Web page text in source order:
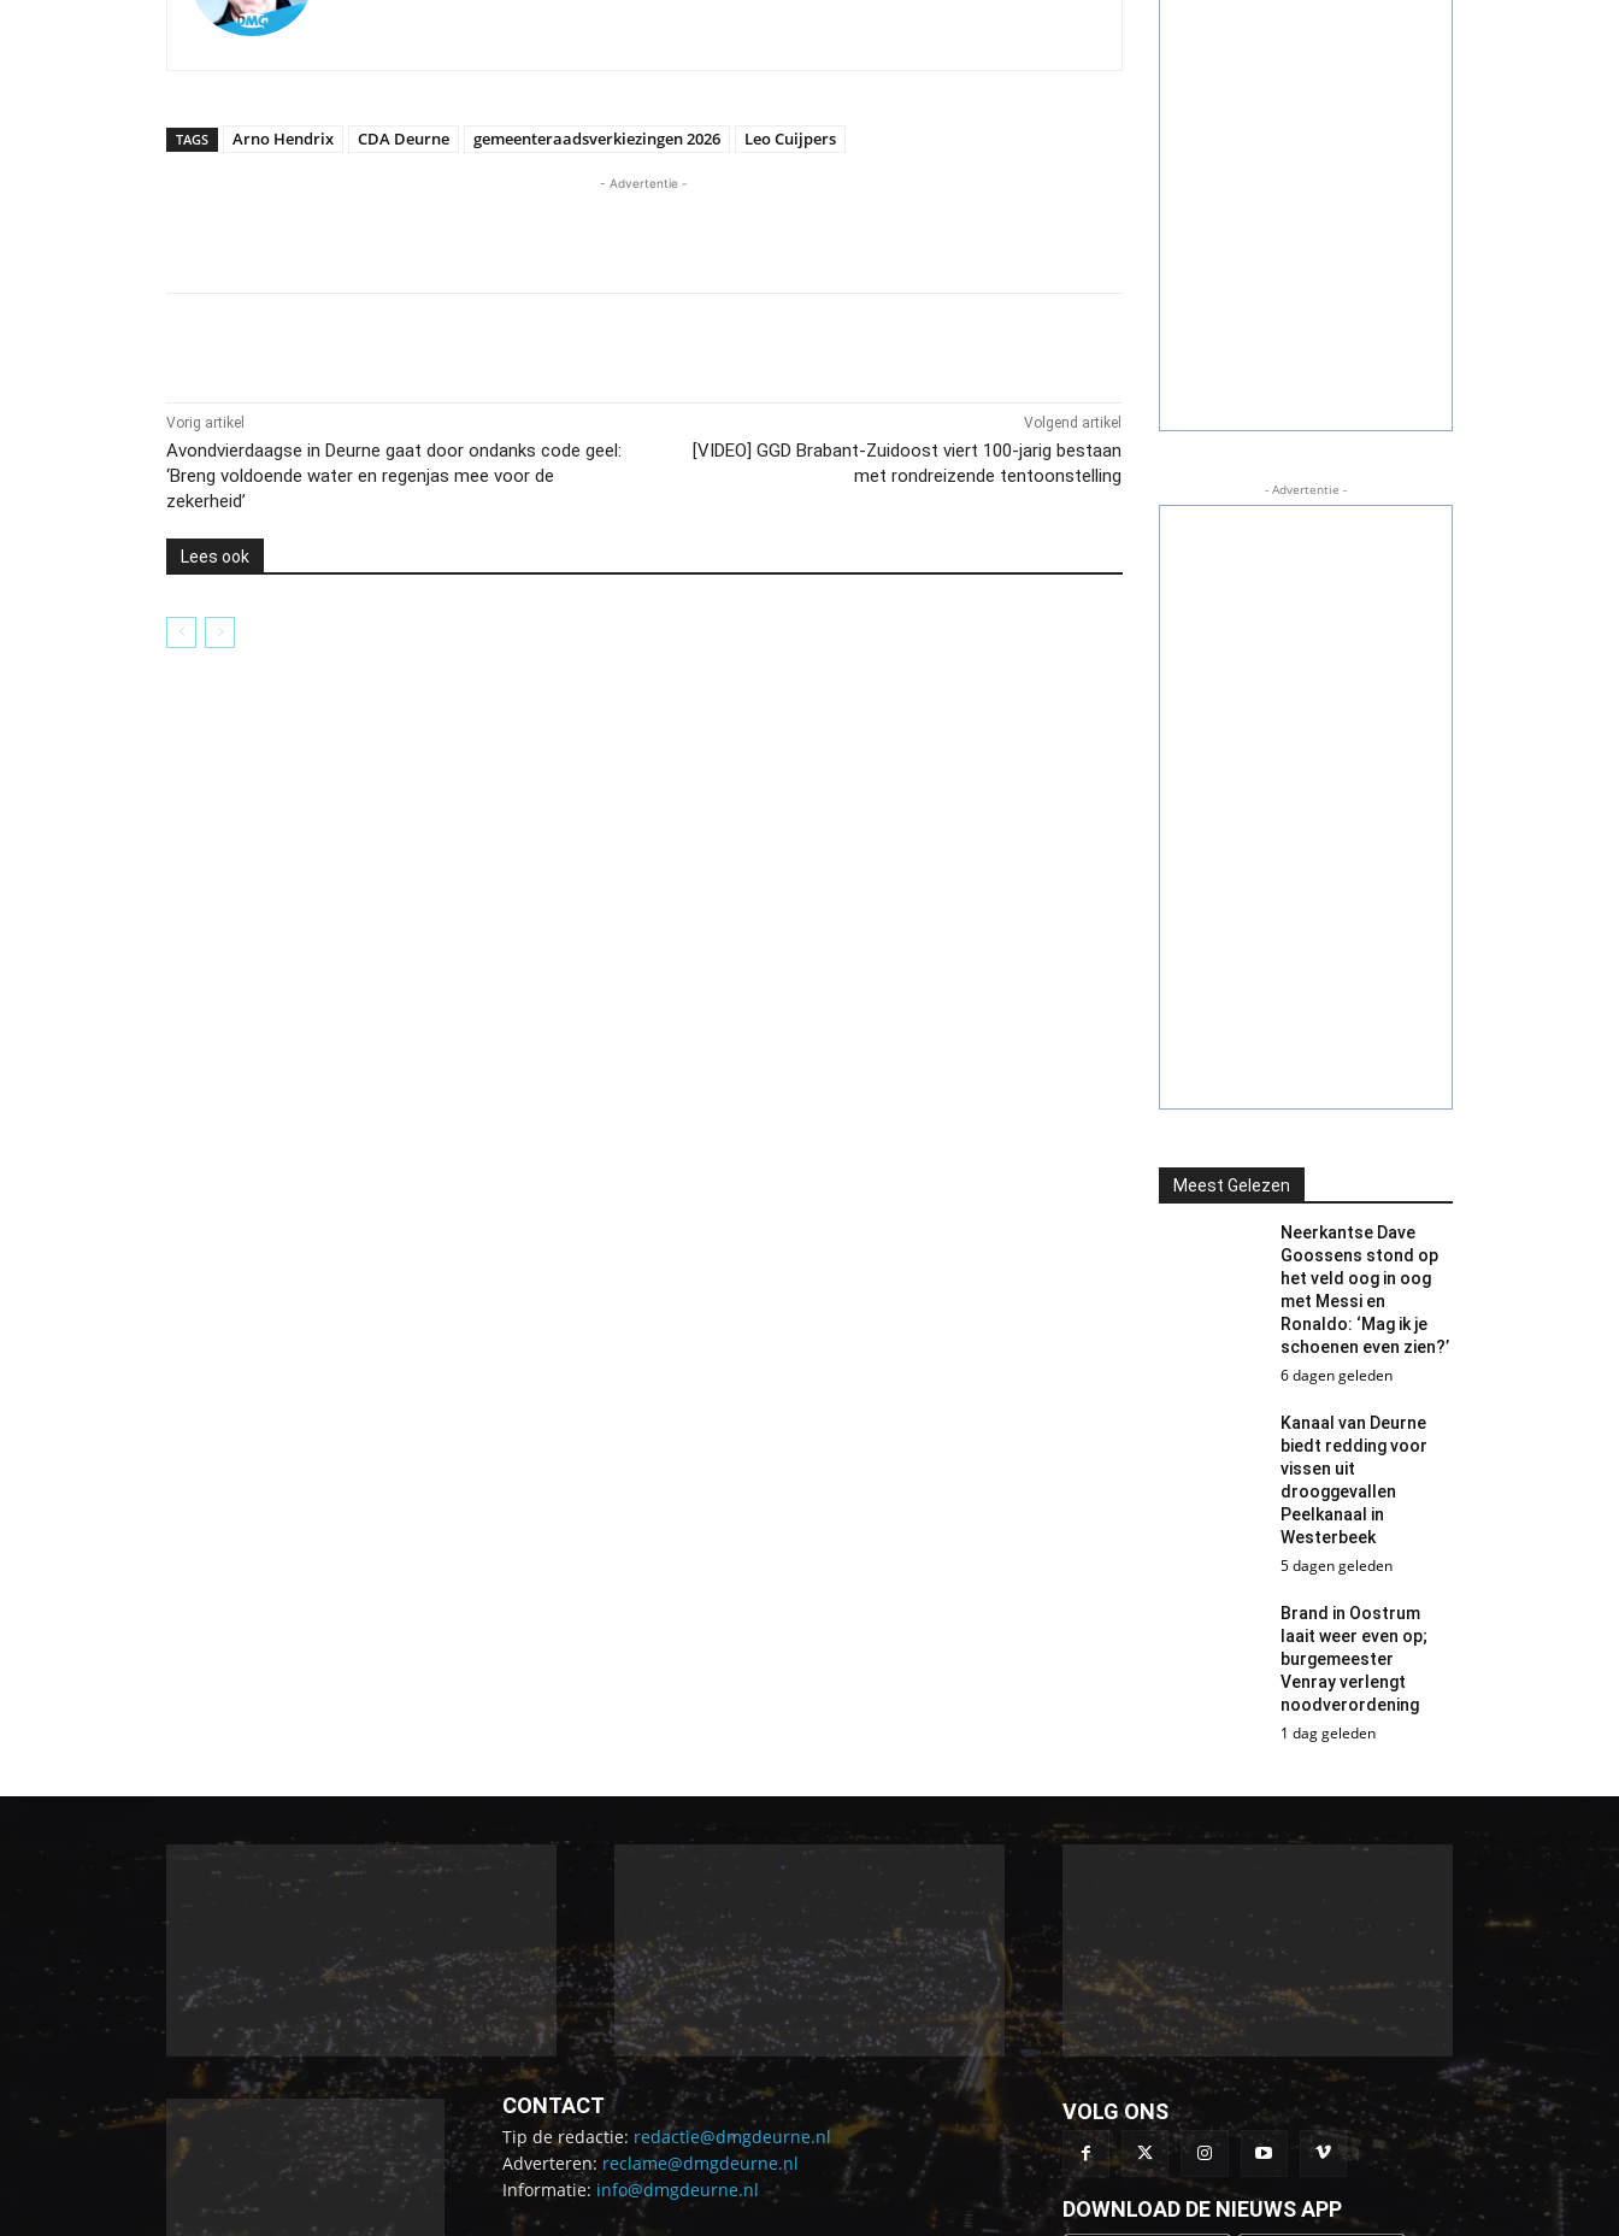
TAGS Arno Hendrix CDA Deurne gemeenteraadsverkiezingen 2026 Leo Cuijpers
- Advertentie -
Vorig artikel
Avondvierdaagse in Deurne gaat door ondanks code geel:
‘Breng voldoende water en regenjas mee voor de
zekerheid’
Volgend artikel
[VIDEO] GGD Brabant-Zuidoost viert 100-jarig bestaan
met rondreizende tentoonstelling
Lees ook
- Advertentie -
Meest Gelezen
Neerkantse Dave
Goossens stond op
het veld oog in oog
met Messi en
Ronaldo: ‘Mag ik je
schoenen even zien?’
6 dagen geleden
Kanaal van Deurne
biedt redding voor
vissen uit
drooggevallen
Peelkanaal in
Westerbeek
5 dagen geleden
Brand in Oostrum
laait weer even op;
burgemeester
Venray verlengt
noodverordening
1 dag geleden
CONTACT
Tip de redactie: redactie@dmgdeurne.nl
Adverteren: reclame@dmgdeurne.nl
Informatie: info@dmgdeurne.nl
VOLG ONS
DOWNLOAD DE NIEUWS APP